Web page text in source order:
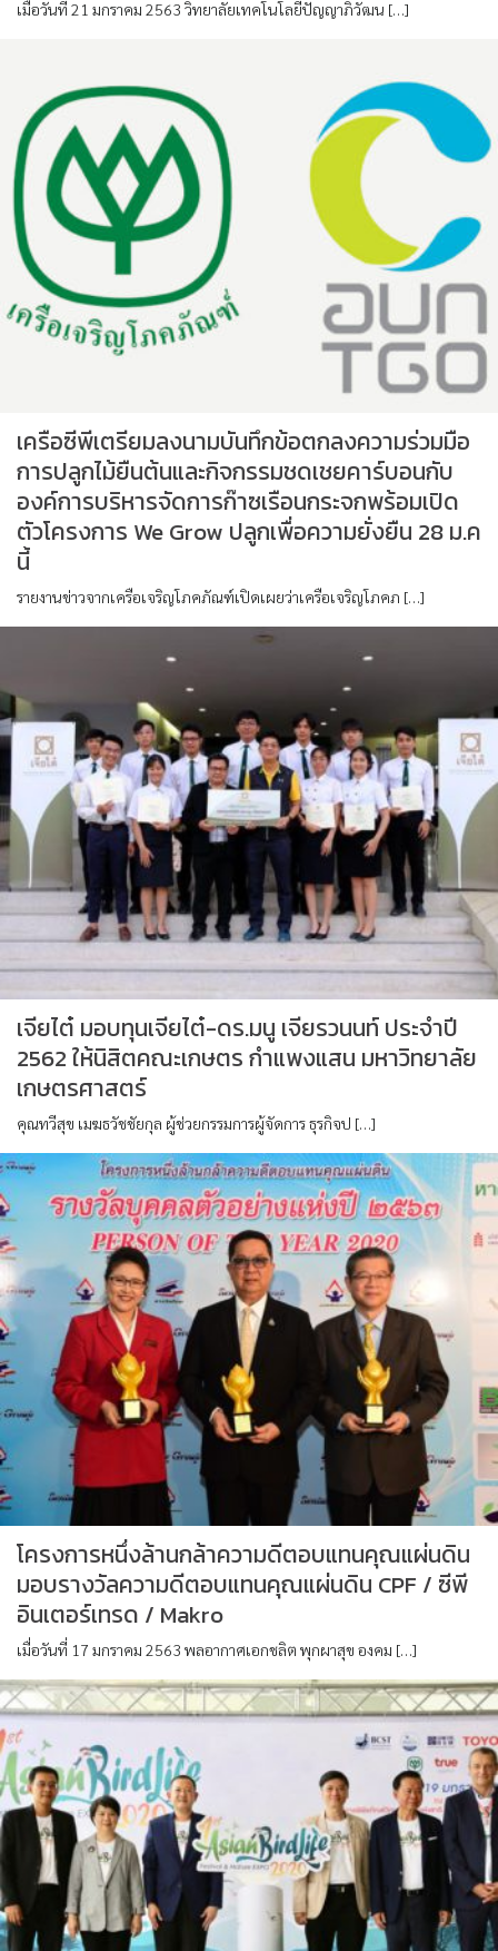
เมื่อวันที่ 21 มกราคม 2563 วิทยาลัยเทคโนโลยีปัญญาภิวัฒน […]
เครือซีพีเตรียมลงนามบันทึกข้อตกลงความร่วมมือ
การปลูกไม้ยืนต้นและกิจกรรมชดเชยคาร์บอนกับ
องค์การบริหารจัดการก๊าซเรือนกระจกพร้อมเปิด
ตัวโครงการ We Grow ปลูกเพื่อความยั่งยืน 28 ม.ค
นี้
รายงานข่าวจากเครือเจริญโภคภัณฑ์เปิดเผยว่าเครือเจริญโภคภ […]
เจียไต๋ มอบทุนเจียไต๋-ดร.มนู เจียรวนนท์ ประจำปี
2562 ให้นิสิตคณะเกษตร กำแพงแสน มหาวิทยาลัย
เกษตรศาสตร์
คุณทวีสุข เมฆธวัชชัยกุล ผู้ช่วยกรรมการผู้จัดการ ธุรกิจป […]
โครงการหนึ่งล้านกล้าความดีตอบแทนคุณแผ่นดิน
มอบรางวัลความดีตอบแทนคุณแผ่นดิน CPF / ซีพี
อินเตอร์เทรด / Makro
เมื่อวันที่ 17 มกราคม 2563 พลอากาศเอกชลิต พุกผาสุข องคม […]